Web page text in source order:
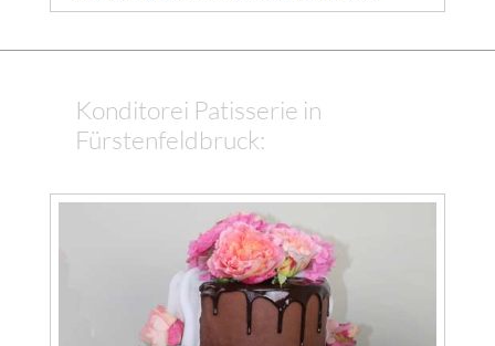
Konditorei Patisserie in
Fürstenfeldbruck: